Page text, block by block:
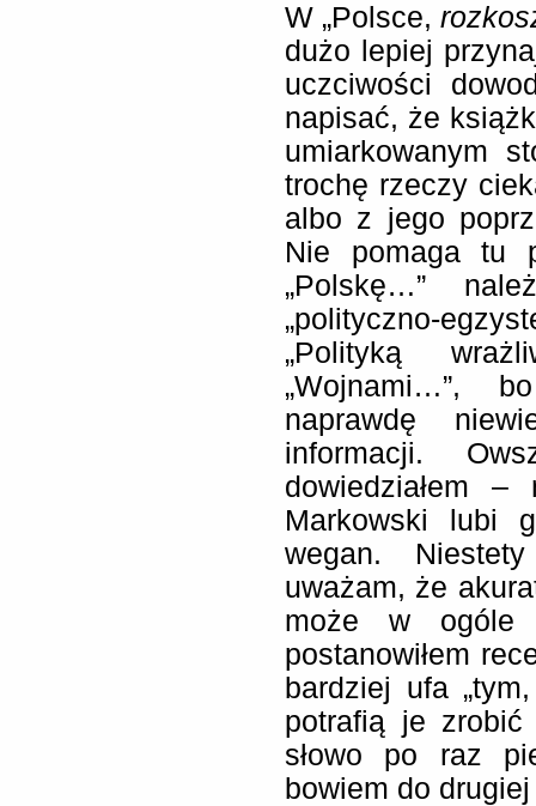
W „Polsce,
dużo lepiej
uczciwości
napisać, że
umiarkowanym
trochę rzeczy
albo z jego
Nie pomaga tu
„Polskę…”
„polityczno-
„Polityką
„Wojnami…”,
naprawdę
informacji.
dowiedziałem
Markowski lubi
wegan.
uważam, że
może w ogóle
postanowiłem
bardziej ufa
potrafią je
słowo po raz
bowiem do